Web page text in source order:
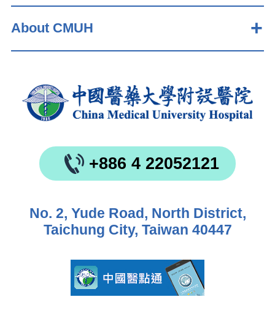
About CMUH
+886 4 22052121
No. 2, Yude Road, North District,
Taichung City, Taiwan 40447